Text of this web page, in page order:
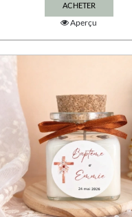
ACHETER
Ce
produit
a
plusieurs
options
peuvent
être
choisies
sur
la
page
du
produit
Aperçu